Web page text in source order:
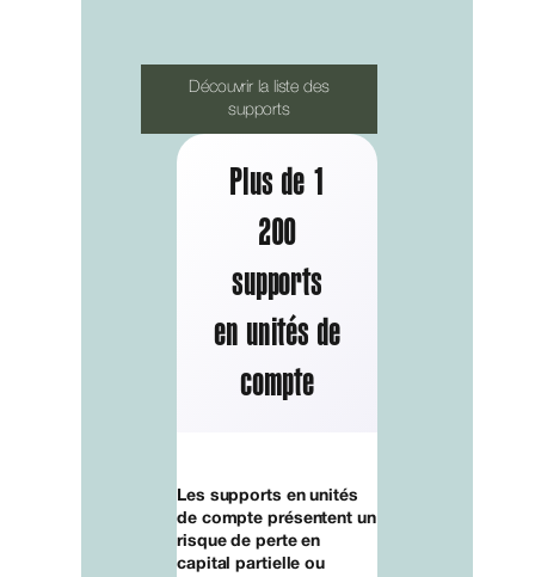
Découvrir la liste des
supports
Plus de 1
200
supports
en unités de
compte
Les supports en unités
de compte présentent un
risque de perte en
capital partielle ou